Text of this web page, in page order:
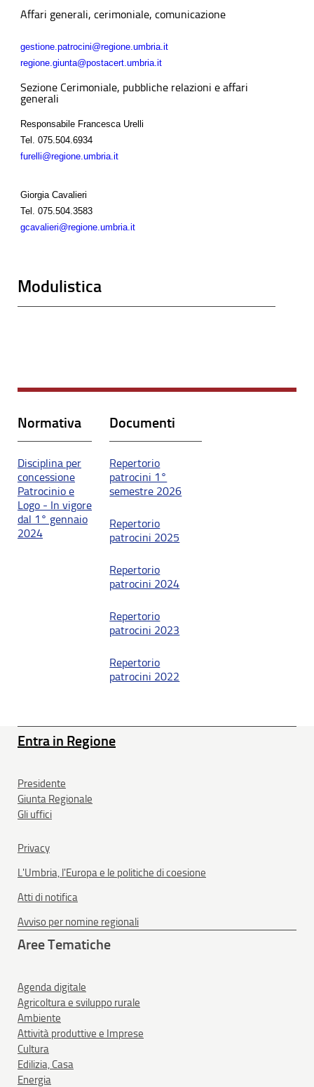
Affari generali, cerimoniale, comunicazione
gestione.patrocini@regione.umbria.it
regione.giunta@postacert.umbria.it
Sezione Cerimoniale, pubbliche relazioni e affari
generali
Responsabile Francesca Urelli
Tel.
075.504.6934
furelli@regione.umbria.it
Giorgia Cavalieri
Tel.
075.504.3583
gcavalieri@regione.umbria.it
Modulistica
Normativa
Disciplina per
concessione
Patrocinio e
Logo - In vigore
dal 1° gennaio
2024
Documenti
Repertorio
patrocini 1°
semestre 2026
Repertorio
patrocini 2025
Repertorio
patrocini 2024
Repertorio
patrocini 2023
Repertorio
patrocini 2022
Entra in Regione
Presidente
Giunta Regionale
Gli uffici
Privacy
L'Umbria, l'Europa e le politiche di coesione
Atti di notifica
Avviso per nomine regionali
Aree Tematiche
Agenda digitale
Agricoltura e sviluppo rurale
Ambiente
Attività produttive e Imprese
Cultura
Edilizia, Casa
Energia